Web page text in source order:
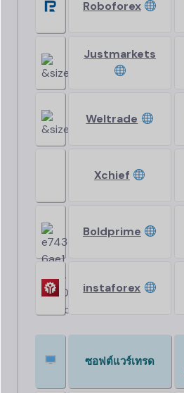
Roboforex
Justmarkets
Weltrade
Xchief
Boldprime
instaforex
ซอฟต์แวร์เทรด